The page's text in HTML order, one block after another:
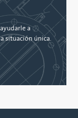
a
situación única.